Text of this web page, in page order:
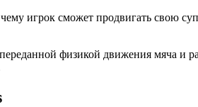
игрок сможет продвигать свою
физикой движения мяча и